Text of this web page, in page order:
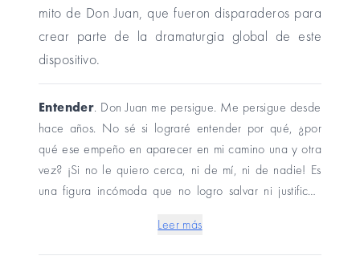
mito de Don Juan, que fueron disparaderos para
crear parte de la dramaturgia global de este
dispositivo.
Entender. Don Juan me persigue. Me persigue desde
hace años. No sé si lograré entender por qué, ¿por
qué ese empeño en aparecer en mi camino una y otra
vez? ¡Si no le quiero cerca, ni de mí, ni de nadie! Es
una figura incómoda que no logro salvar ni justificar,
fascinación mantenida siglo a siglo.
Leer más